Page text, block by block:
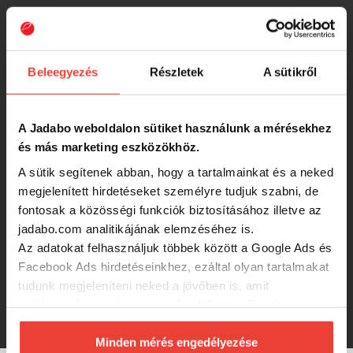
Beleegyezés Részletek A sütikről
A Jadabo weboldalon sütiket használunk a mérésekhez
és más marketing eszközökhöz.
A sütik segítenek abban, hogy a tartalmainkat és a neked
megjelenített hirdetéseket személyre tudjuk szabni, de
fontosak a közösségi funkciók biztosításához illetve az
jadabo.com analitikájának elemzéséhez is.
Az adatokat felhasználjuk többek között a Google Ads és
Facebook Ads hirdetéseinkhez, ezáltal olyan tartalmakat
tudunk megjeleníteni neked a jövőben is, amit
biztosításához arra kérünk, hogy engedd meg
számunkra minden mérés használatát.
Minden mérés engedélyezése
1 090 Ft
Wizard Soft Harcsázó Mono Előke
Zsinór 10M 120mm
990 Ft
Wizard Soft Harcsázó Mono Előke
Zsinór 10M 100mm
890 Ft